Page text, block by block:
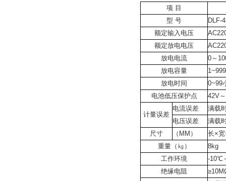
项 目
型 号
DLF-
额定输入电压
额定放电电压
放电电流
0～
放电容量
放电时间
0~99
电池低压保护点
42V
计量误差
电流误差
满载
电压误差
满载
尺寸
（MM）
长×
重量（㎏）
8kg
工作环境
-10℃
绝缘电阻